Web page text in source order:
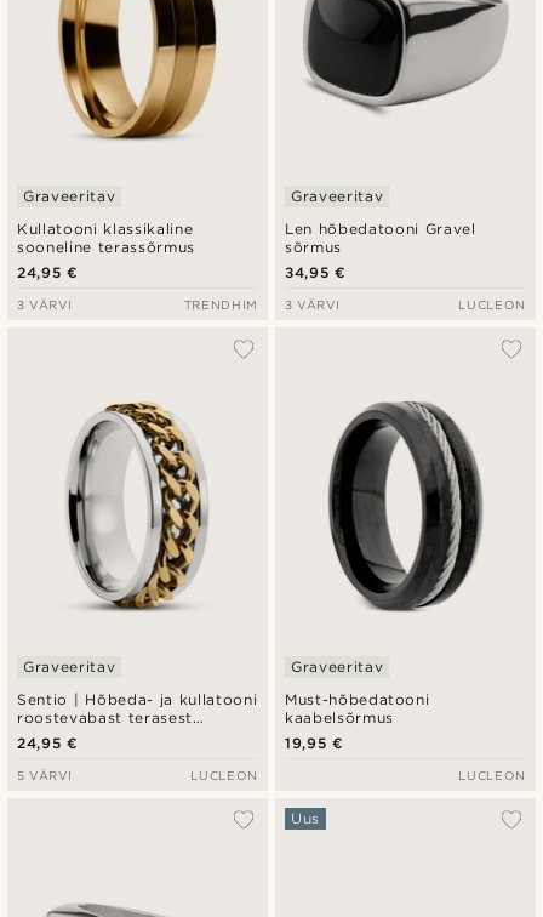
Kullatooni klassikaline
sooneline terassõrmus
Graveeritav
24,95 €
3 VÄRVI TRENDHIM
Len hõbedatooni Gravel
sõrmus
Graveeritav
34,95 €
3 VÄRVI LUCLEON
Sentio | Hõbeda- ja kullatooni
roostevabast terasest
kettsõrmus
Graveeritav
24,95 €
5 VÄRVI LUCLEON
Must-hõbedatooni
kaabelsõrmus
Graveeritav
19,95 €
LUCLEON
Uus